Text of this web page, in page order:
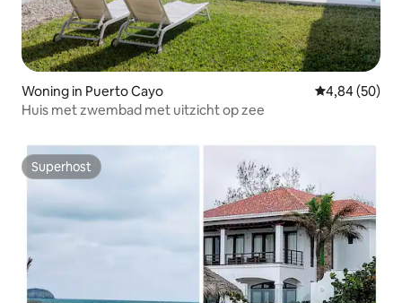
Woning in Puerto Cayo Gemiddelde
4,84 (50)
Huis met zwembad met uitzicht op zee
Superhost
Superhost